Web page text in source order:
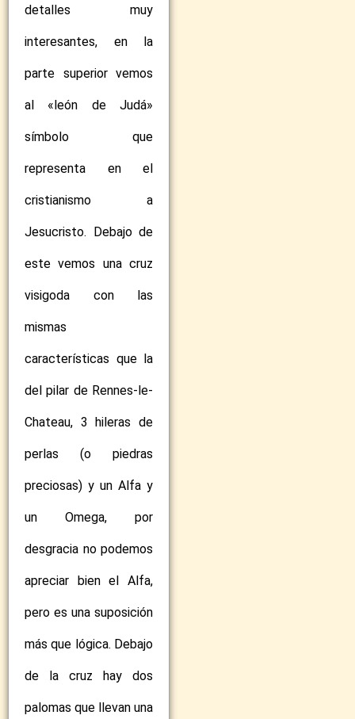
detalles muy
interesantes, en la
parte superior vemos
al «león de Judá»
símbolo que
representa en el
cristianismo a
Jesucristo. Debajo de
este vemos una cruz
visigoda con las
mismas
características que la
del pilar de Rennes-le-
Chateau, 3 hileras de
perlas (o piedras
preciosas) y un Alfa y
un Omega, por
desgracia no podemos
apreciar bien el Alfa,
pero es una suposición
más que lógica. Debajo
de la cruz hay dos
palomas que llevan una